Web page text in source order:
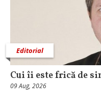
Editorial
Cui îi este frică de
09 Aug, 2026